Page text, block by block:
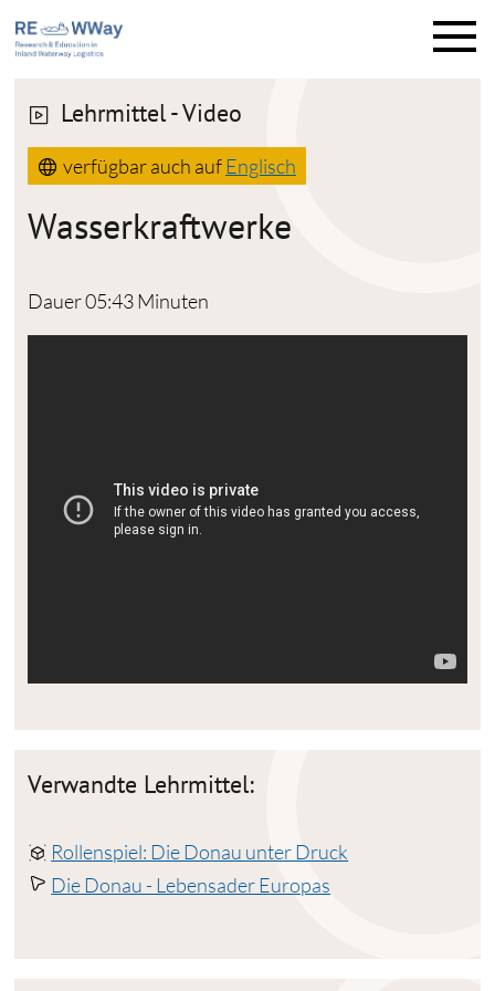
M
n
Lehrmittel - Video
verfügbar auch aufEnglisch
Wasserkraftwerke
Dauer 05:43 Minuten
Verwandte Lehrmittel:
Rollenspiel: Die Donau unter Druck
Die Donau - Lebensader Europas